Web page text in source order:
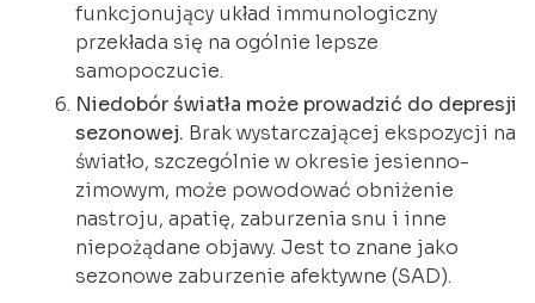
funkcjonujący układ immunologiczny
przekłada się na ogólnie lepsze
samopoczucie.
Niedobór światła może prowadzić do depresji
sezonowej. Brak wystarczającej ekspozycji na
światło, szczególnie w okresie jesienno-
zimowym, może powodować obniżenie
nastroju, apatię, zaburzenia snu i inne
niepożądane objawy. Jest to znane jako
sezonowe zaburzenie afektywne (SAD).